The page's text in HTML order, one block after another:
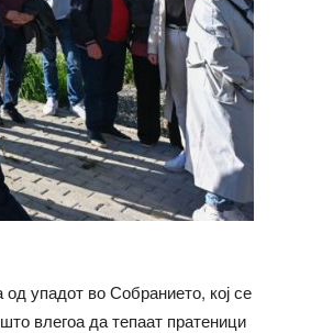
упадот во Собранието, кој се
влегоа да тепаат пратеници